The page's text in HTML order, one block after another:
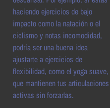
haciendo ejercicios de bajo
impacto como la natación o el
ciclismo y notas incomodidad,
podría ser una buena idea
ajustarte a ejercicios de
flexibilidad, como el yoga suave,
que mantienen tus articulaciones
activas sin forzarlas.